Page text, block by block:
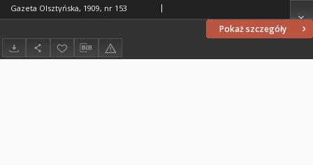
Pokaż szczegóły
Gazeta Olsztyńska, 1909, nr 153